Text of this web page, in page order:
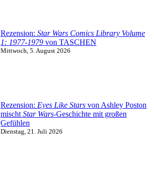
Rezension: Star Wars Comics Library Volume
1: 1977-1979 von TASCHEN
Mittwoch, 5. August 2026
Rezension: Eyes Like Stars von Ashley Poston
mischt Star Wars-Geschichte mit großen
Gefühlen
Dienstag, 21. Juli 2026